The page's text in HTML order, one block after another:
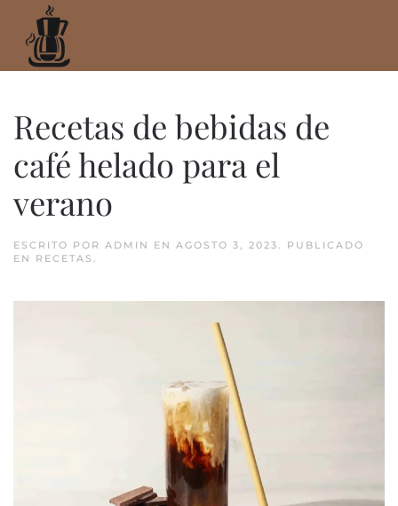
Ir
al
Recetas de bebidas de
café helado para el
verano
ESCRITO POR ADMIN EN AGOSTO 3, 2023. PUBLICADO
EN RECETAS .